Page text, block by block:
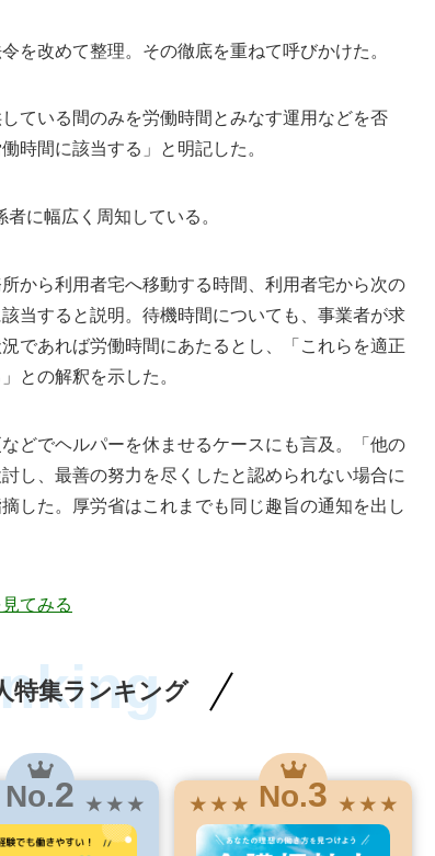
を改めて整理。その徹底を重ねて呼びかけた。
ている間のみを労働時間とみなす運用などを否
時間に該当する」と明記した。
者に幅広く周知している。
から利用者宅へ移動する時間、利用者宅から次の
当すると説明。待機時間についても、事業者が求
であれば労働時間にあたるとし、「これらを適正
との解釈を示した。
どでヘルパーを休ませるケースにも言及。「他の
し、最善の努力を尽くしたと認められない場合に
した。厚労省はこれまでも同じ趣旨の通知を出し
てみる
特集ランキング
No.2 ★ ★ ★ ★ ★ ★ No.3 ★ ★ ★